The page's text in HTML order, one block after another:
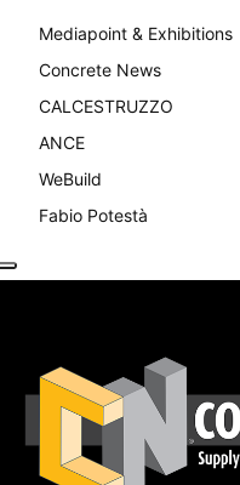
Mediapoint & Exhibitions
Concrete News
CALCESTRUZZO
ANCE
WeBuild
Fabio Potestà